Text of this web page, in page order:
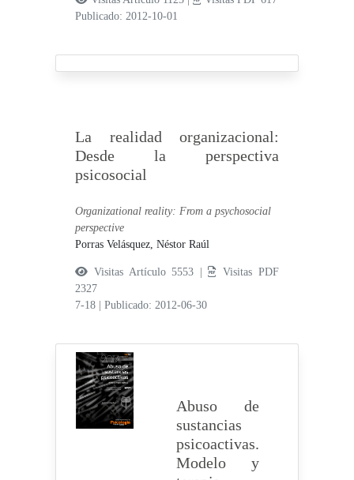
Publicado: 2012-10-01
La realidad organizacional:
Desde la perspectiva
psicosocial
Organizational reality: From a psychosocial
perspective
Porras Velásquez, Néstor Raúl
Visitas Artículo 5553 |
Visitas PDF
2327
7-18
|Publicado: 2012-06-30
Abuso de
sustancias
psicoactivas.
Modelo y